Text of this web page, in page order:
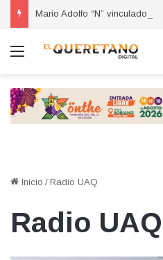
Menú
Inicio / Radio UAQ
Radio UAQ